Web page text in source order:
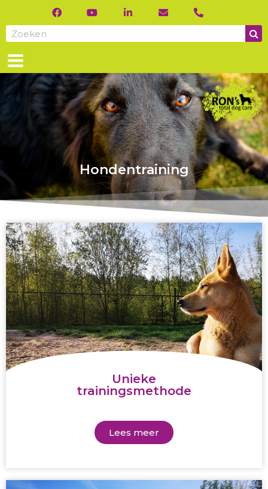
Hondentraining
Unieke
trainingsmethode
Lees meer